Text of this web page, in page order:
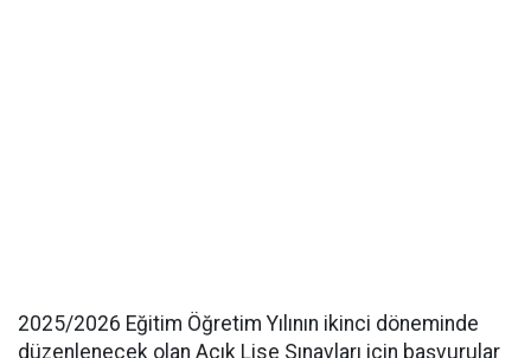
2025/2026 Eğitim Öğretim Yılının ikinci döneminde
düzenlenecek olan Açık Lise Sınavları için başvurular